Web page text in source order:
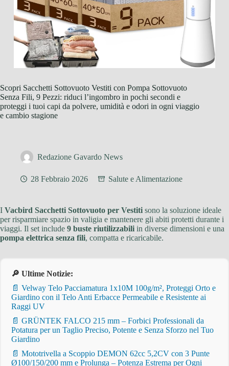
Scopri Sacchetti Sottovuoto Vestiti con Pompa Sottovuoto
Senza Fili, 9 Pezzi: riduci l’ingombro in pochi secondi e
proteggi i tuoi capi da polvere, umidità e odori in ogni viaggio
e cambio stagione
Redazione Gavardo News
28 Febbraio 2026 Salute e Alimentazione
I Vacbird Sacchetti Sottovuoto per Vestiti sono la soluzione ideale
per risparmiare spazio in valigia e mantenere gli abiti protetti durante i
viaggi. Il set include 9 buste riutilizzabili in diverse dimensioni e una
pompa elettrica senza fili, compatta e ricaricabile.
🔎 Ultime Notizie:
📄 Velway Telo Pacciamatura 1x10M 100g/m², Proteggi Orto e
Giardino con il Telo Anti Erbacce Permeabile e Resistente ai
Raggi UV
📄 GRÜNTEK FALCO 215 mm – Forbici Professionali da
Potatura per un Taglio Preciso, Potente e Senza Sforzo nel Tuo
Giardino
📄 Mototrivella a Scoppio DEMON 62cc 5,2CV con 3 Punte
Ø100/150/200 mm e Prolunga – Potenza Estrema per Ogni